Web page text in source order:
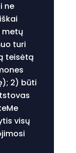
ne
metų
turi
teisėtą
2) būti
visų